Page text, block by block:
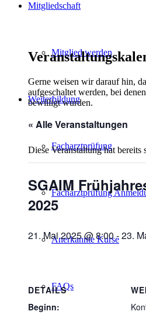
Mitgliedschaft
Mitglied werden
Weiterbildung
Facharztprüfung
Facharztprüfung
Anerkannte Kurse
FAQs
Gerne weisen wir darauf hin,
aufgeschaltet werden, bei
bewilligt wurden.
« Alle Veranstaltungen
Diese Veranstaltung hat bereits
SGAIM
2025
21. Mai 2025 @ 8:00-23.
DETAILS
Beginn: